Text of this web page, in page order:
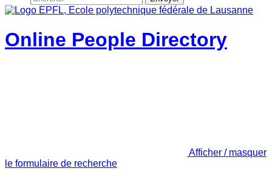
Online People Directory
Afficher / masquer
le formulaire de recherche